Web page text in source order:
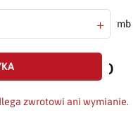
+ mb
do
zwrotowi ani wymianie.